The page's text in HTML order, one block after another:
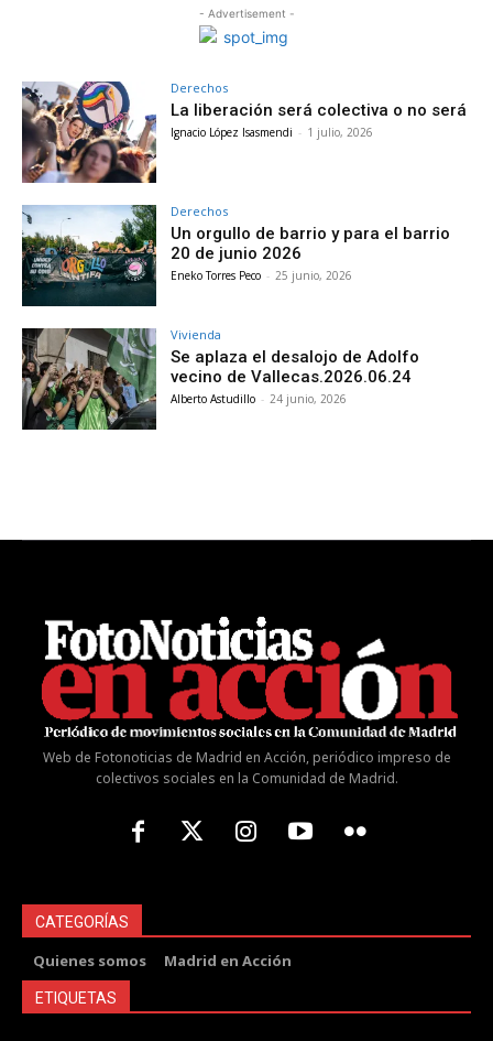
- Advertisement -
Derechos
La liberación será colectiva o no será
Ignacio López Isasmendi - 1 julio, 2026
Derechos
Un orgullo de barrio y para el barrio
20 de junio 2026
Eneko Torres Peco - 25 junio, 2026
Vivienda
Se aplaza el desalojo de Adolfo
vecino de Vallecas.2026.06.24
Alberto Astudillo - 24 junio, 2026
Web de Fotonoticias de Madrid en Acción, periódico impreso de
colectivos sociales en la Comunidad de Madrid.
CATEGORÍAS
Quienes somos Madrid en Acción
ETIQUETAS